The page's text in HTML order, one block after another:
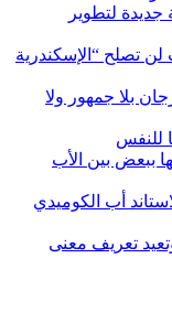
لتطوير
لن تصلح “الإسكندرية
بلا جمهور ولا
ببعض بين الأب
أب الكوميدي
تعريف معنى